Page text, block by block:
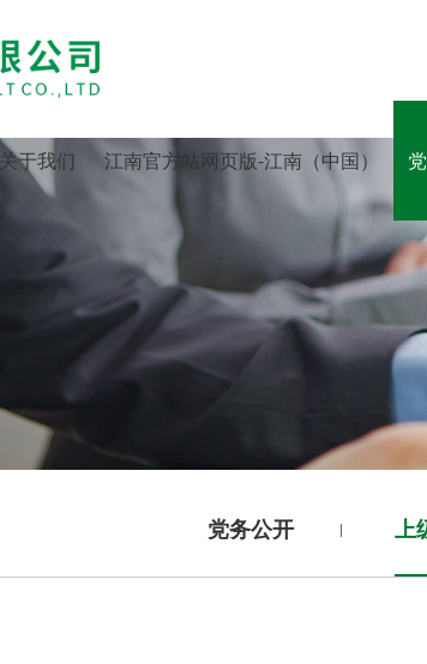
关于我们 江南官方站网页版-江南（中国）
党务公开 上